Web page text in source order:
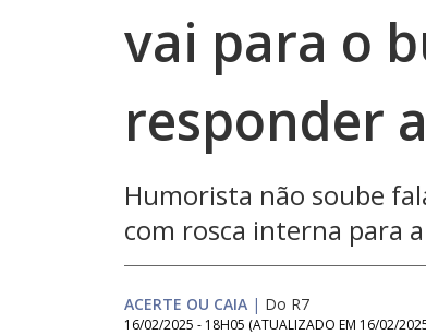
vai para o
responder
Humorista não soube
com rosca interna para
ACERTE OU CAIA | Do R7
16/02/2025 - 18H05 (ATUALIZADO EM 16/02/